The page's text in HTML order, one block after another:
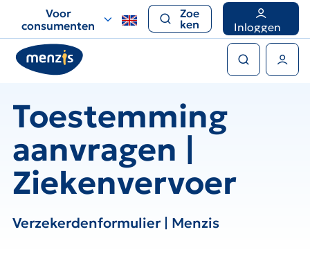
voor
snelle
navigatie
Voor
consumenten
Zoe
ken
Inloggen
Toestemming
aanvragen |
Ziekenvervoer
Verzekerdenformulier | Menzis